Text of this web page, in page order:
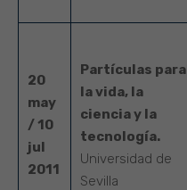
20
may
/ 10
jul
2011
Partículas para
la vida, la
ciencia y la
tecnología.
Universidad de
Sevilla